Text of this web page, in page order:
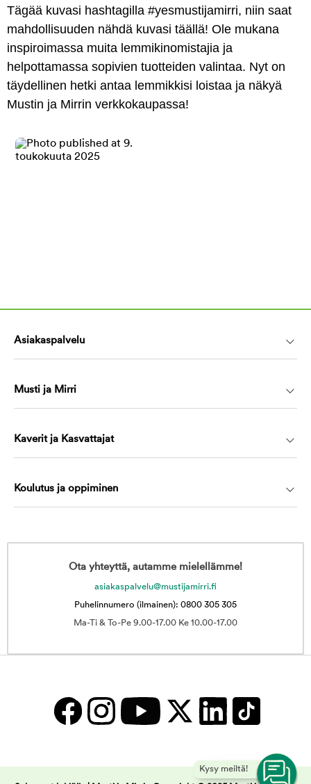
Tägää kuvasi hashtagilla #yesmustijamirri, niin saat
mahdollisuuden nähdä kuvasi täällä! Ole mukana
inspiroimassa muita lemmikinomistajia ja
helpottamassa sopivien tuotteiden valintaa. Nyt on
täydellinen hetki antaa lemmikkisi loistaa ja näkyä
Mustin ja Mirrin verkkokaupassa!
Kysy meiltä!
Asiakaspalvelu
Musti ja Mirri
Kaverit ja Kasvattajat
Koulutus ja oppiminen
Ota yhteyttä, autamme mielellämme!
asiakaspalvelu@mustijamirri.fi
Puhelinnumero (ilmainen): 0800 305 305
Ma-Ti & To-Pe 9.00-17.00 Ke 10.00-17.00